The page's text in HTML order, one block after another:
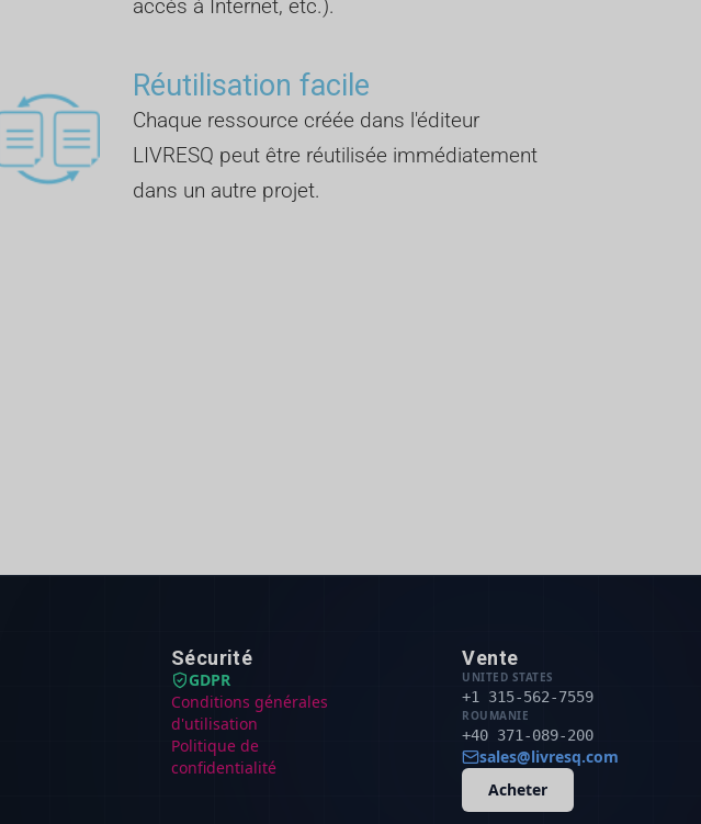
accès à Internet, etc.).
Réutilisation facile
Chaque ressource créée dans l'éditeur
LIVRESQ peut être réutilisée immédiatement
dans un autre projet.
Sécurité
GDPR
Conditions générales
d'utilisation
Politique de
confidentialité
Vente
UNITED STATES
+1 315-562-7559
ROUMANIE
+40 371-089-200
sales@livresq.com
Acheter